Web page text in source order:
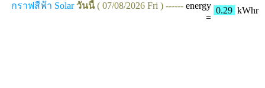
กราฟสีฟ้า Solarวันนี้( 07/08/2026 Fri ) ------ energy
=
0.29 kWhr